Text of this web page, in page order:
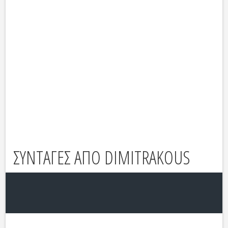
ΣΥΝΤΑΓΕΣ ΑΠΟ DIMITRAKOUS